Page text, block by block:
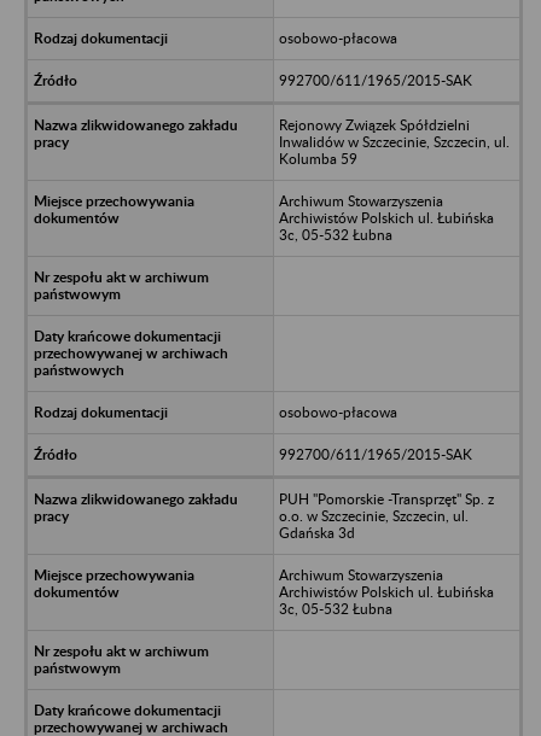
osobowo-płacowa
992700/611/1965/2015-SAK
Rejonowy Związek Spółdzielni
Inwalidów w Szczecinie, Szczecin, ul.
Kolumba 59
Archiwum Stowarzyszenia
Archiwistów Polskich ul. Łubińska
3c, 05-532 Łubna
osobowo-płacowa
992700/611/1965/2015-SAK
PUH "Pomorskie -Transprzęt" Sp. z
o.o. w Szczecinie, Szczecin, ul.
Gdańska 3d
Archiwum Stowarzyszenia
Archiwistów Polskich ul. Łubińska
3c, 05-532 Łubna